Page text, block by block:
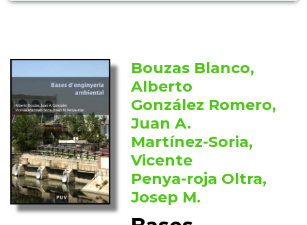
Bouzas Blanco,
Alberto
González Romero,
Juan A.
Martínez-Soria,
Vicente
Penya-roja Oltra,
Josep M.